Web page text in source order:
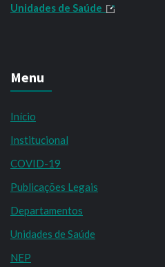
Unidades de Saúde
Menu
Início
Institucional
COVID-19
Publicações Legais
Departamentos
Unidades de Saúde
NEP